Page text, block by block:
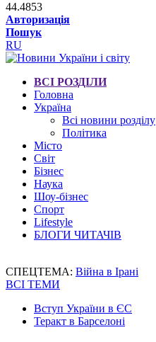
44.4853
Авторизація
Пошук
RU
ВСІ РОЗДІЛИ
Головна
Україна
Всі новини розділу
Політика
Місто
Світ
Бізнес
Наука
Шоу-бізнес
Спорт
Lifestyle
БЛОГИ ЧИТАЧІВ
СПЕЦТЕМА: Війна в Ірані
ВСІ ТЕМИ
Вступ України в ЄС
Теракт в Барселоні